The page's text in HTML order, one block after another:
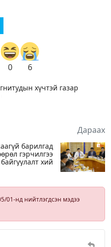
0 6
хүчтэй газар
Дараах
барилгад
гэрчилгээ
хий
01-нд нийтлэгдсэн мэдээ